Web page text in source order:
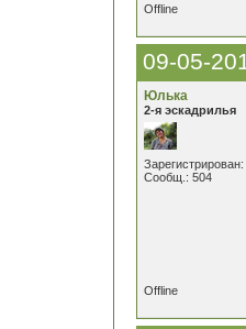
Offline
09-05-
Юлька
2-я эскадрилья
Сообщ.: 504
Offline